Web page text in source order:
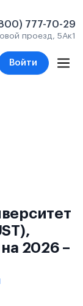
777-70-29
проезд, 5Ак1
Войти
2026 –